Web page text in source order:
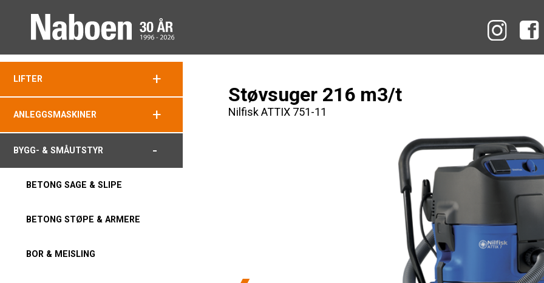
LIFTER +
ANLEGGSMASKINER +
BYGG- & SMÅUTSTYR -
BETONG SAGE & SLIPE
BETONG STØPE & ARMERE
BOR & MEISLING
Støvsuger 216 m3/t
Nilfisk ATTIX 751-11